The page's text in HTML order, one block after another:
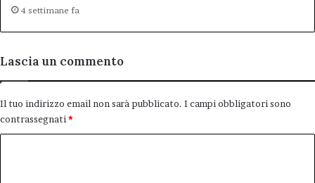
4 settimane fa
Lascia un commento
Il tuo indirizzo email non sarà pubblicato. I campi obbligatori sono
contrassegnati *